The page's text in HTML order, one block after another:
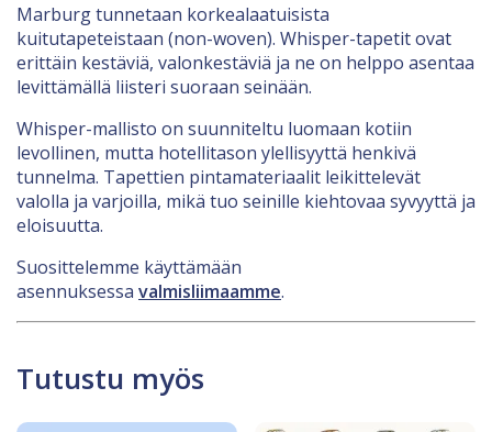
Marburg tunnetaan korkealaatuisista
kuitutapeteistaan (non-woven). Whisper-tapetit ovat
erittäin kestäviä, valonkestäviä ja ne on helppo asentaa
levittämällä liisteri suoraan seinään.
Whisper-mallisto on suunniteltu luomaan kotiin
levollinen, mutta hotellitason ylellisyyttä henkivä
tunnelma. Tapettien pintamateriaalit leikittelevät
valolla ja varjoilla, mikä tuo seinille kiehtovaa syvyyttä ja
eloisuutta.
Suosittelemme käyttämään
asennuksessa valmisliimaamme.
Tutustu myös